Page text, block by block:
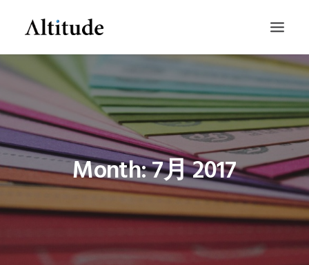
SEARCH
Month: 7月 2017